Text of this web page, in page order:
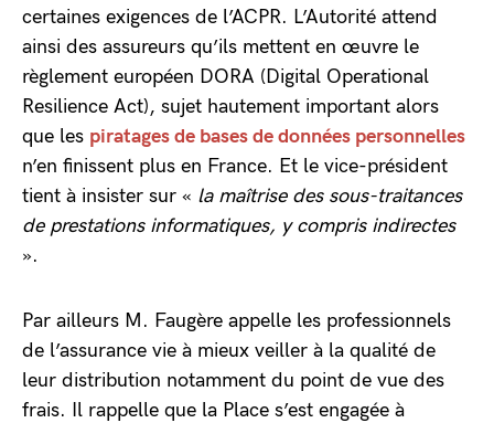
certaines exigences de l’ACPR. L’Autorité attend
ainsi des assureurs qu’ils mettent en œuvre le
règlement européen DORA (Digital Operational
Resilience Act), sujet hautement important alors
que les piratages de bases de données personnelles
n’en finissent plus en France. Et le vice-président
tient à insister sur « la maîtrise des sous-traitances
de prestations informatiques, y compris indirectes
».
Par ailleurs M. Faugère appelle les professionnels
de l’assurance vie à mieux veiller à la qualité de
leur distribution notamment du point de vue des
frais. Il rappelle que la Place s’est engagée à